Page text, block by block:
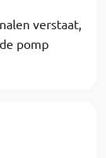
verstaat,
pomp